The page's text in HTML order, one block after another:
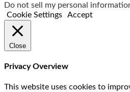
Do not sell my personal
Cookie Settings
Accept
Close
Privacy Overview
This website uses cookies to